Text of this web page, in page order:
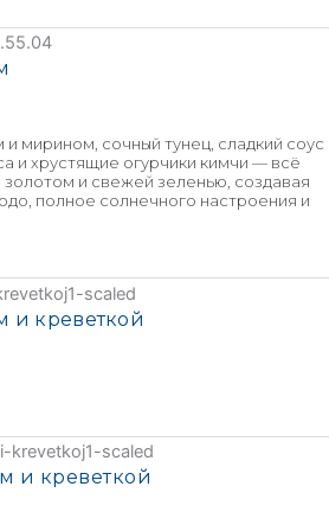
мирином, сочный тунец, сладкий соус
и хрустящие огурчики кимчи — всё
и свежей зеленью, создавая
полное солнечного настроения и
и креветкой
и креветкой